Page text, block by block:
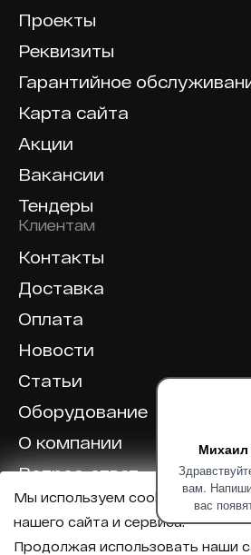
вам.
вас
Проекты
Реквизиты
Гарантийное
Карта сайта
Акции
Вакансии
Тендеры
Клиентам
Контакты
Доставка
Оплата
Новости
Статьи
Оборудование
О компании
Вопрос-ответ
Отзывы
Мы используем cookie для
нашего сайта и сервиса.
Продолжая использовать наши